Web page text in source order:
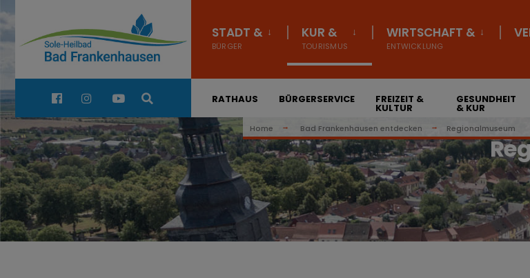
STADT &
BÜRGER
KUR &
TOURISMUS
WIRTSCHAFT &
ENTWICKLUNG
Quick Links: RATHAUS BÜRGERSERVICE FREIZEIT &
KULTUR
GESUNDHEIT
& KUR
Home Bad Frankenhausen entdecken Regionalmuseum